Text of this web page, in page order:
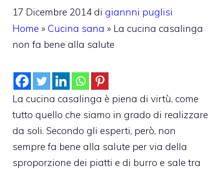
17 Dicembre 2014 di giannni puglisi
Home » Cucina sana » La cucina casalinga
non fa bene alla salute
La cucina casalinga è piena di virtù, come
tutto quello che siamo in grado di realizzare
da soli. Secondo gli esperti, però, non
sempre fa bene alla salute per via della
sproporzione dei piatti e di burro e sale tra